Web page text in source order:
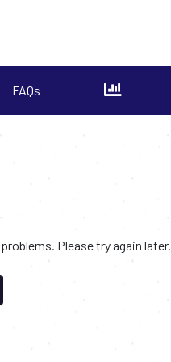
FAQs
Please try again later.